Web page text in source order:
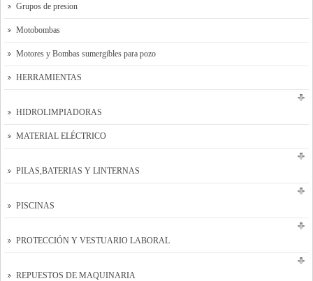
Grupos de presion
Motobombas
Motores y Bombas sumergibles para pozo
HERRAMIENTAS
HIDROLIMPIADORAS
MATERIAL ELÉCTRICO
PILAS,BATERIAS Y LINTERNAS
PISCINAS
PROTECCIÓN Y VESTUARIO LABORAL
REPUESTOS DE MAQUINARIA